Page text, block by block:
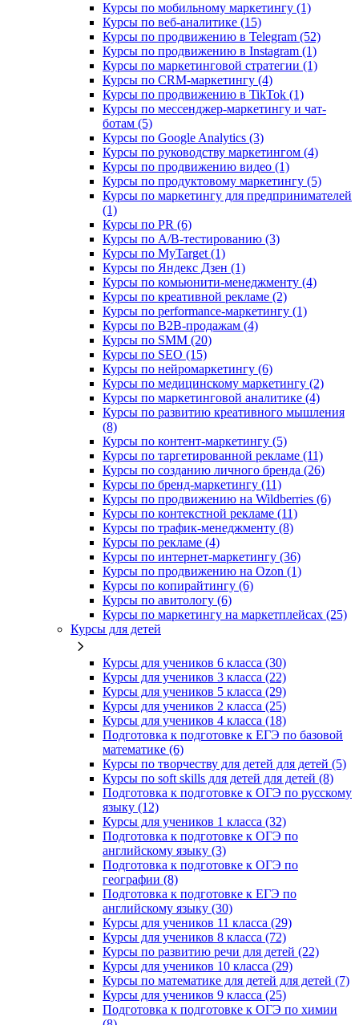
Курсы по мобильному маркетингу (1)
Курсы по веб-аналитике (15)
Курсы по продвижению в Telegram (52)
Курсы по продвижению в Instagram (1)
Курсы по маркетинговой стратегии (1)
Курсы по CRM-маркетингу (4)
Курсы по продвижению в TikTok (1)
Курсы по мессенджер-маркетингу и чат-
ботам (5)
Курсы по Google Analytics (3)
Курсы по руководству маркетингом (4)
Курсы по продвижению видео (1)
Курсы по продуктовому маркетингу (5)
Курсы по маркетингу для предпринимателей
(1)
Курсы по PR (6)
Курсы по A/B-тестированию (3)
Курсы по MyTarget (1)
Курсы по Яндекс Дзен (1)
Курсы по комьюнити-менеджменту (4)
Курсы по креативной рекламе (2)
Курсы по performance-маркетингу (1)
Курсы по B2B-продажам (4)
Курсы по SMM (20)
Курсы по SEO (15)
Курсы по нейромаркетингу (6)
Курсы по медицинскому маркетингу (2)
Курсы по маркетинговой аналитике (4)
Курсы по развитию креативного мышления
(8)
Курсы по контент-маркетингу (5)
Курсы по таргетированной рекламе (11)
Курсы по созданию личного бренда (26)
Курсы по бренд-маркетингу (11)
Курсы по продвижению на Wildberries (6)
Курсы по контекстной рекламе (11)
Курсы по трафик-менеджменту (8)
Курсы по рекламе (4)
Курсы по интернет-маркетингу (36)
Курсы по продвижению на Ozon (1)
Курсы по копирайтингу (6)
Курсы по авитологу (6)
Курсы по маркетингу на маркетплейсах (25)
Курсы для детей
Курсы для учеников 6 класса (30)
Курсы для учеников 3 класса (22)
Курсы для учеников 5 класса (29)
Курсы для учеников 2 класса (25)
Курсы для учеников 4 класса (18)
Подготовка к подготовке к ЕГЭ по базовой
математике (6)
Курсы по творчеству для детей для детей (5)
Курсы по soft skills для детей для детей (8)
Подготовка к подготовке к ОГЭ по русскому
языку (12)
Курсы для учеников 1 класса (32)
Подготовка к подготовке к ОГЭ по
английскому языку (3)
Подготовка к подготовке к ОГЭ по
географии (8)
Подготовка к подготовке к ЕГЭ по
английскому языку (30)
Курсы для учеников 11 класса (29)
Курсы для учеников 8 класса (72)
Курсы по развитию речи для детей (22)
Курсы для учеников 10 класса (29)
Курсы по математике для детей для детей (7)
Курсы для учеников 9 класса (25)
Подготовка к подготовке к ОГЭ по химии